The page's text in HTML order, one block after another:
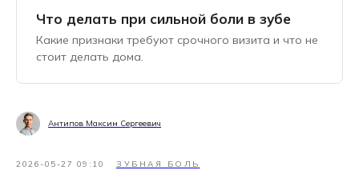
Что делать при сильной боли в зубе
Какие признаки требуют срочного визита и что не
стоит делать дома.
Антипов Максим Сергеевич
2026-05-27 09:10 ЗУБНАЯ БОЛЬ